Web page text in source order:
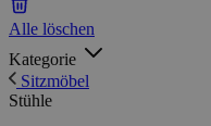
Alle löschen
Kategorie
Sitzmöbel
Stühle